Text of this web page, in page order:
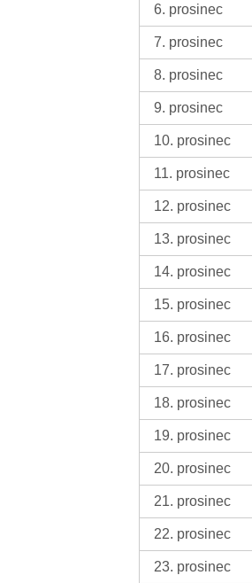
6. prosinec
7. prosinec
8. prosinec
9. prosinec
10. prosinec
11. prosinec
12. prosinec
13. prosinec
14. prosinec
15. prosinec
16. prosinec
17. prosinec
18. prosinec
19. prosinec
20. prosinec
21. prosinec
22. prosinec
23. prosinec